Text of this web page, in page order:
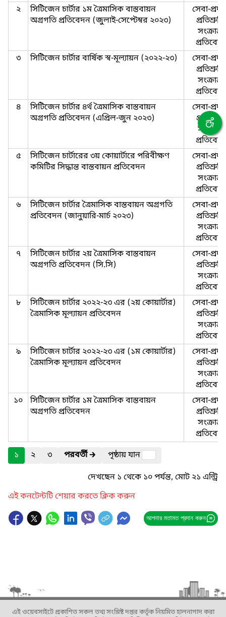
২
সিটিজেন চার্টার ১ম ত্রৈমাসিক বাস্তবায়ন
অগ্রগতি প্রতিবেদন (জুলাই-সেপ্টেম্বর ২০২৩)
সেবা-
সংক্রান্ত-
৩
সিটিজেন চার্টার বার্ষিক স্ব-মূল্যায়ন (২০২২-২৩)
সেবা-
সংক্রান্ত-
৪
সিটিজেন চার্টার ৪র্থ ত্রৈমাসিক বাস্তবায়ন
অগ্রগতি প্রতিবেদন (এপ্রিল-জুন ২০২৩)
সেবা-
সংক্রান্ত-
৫
সিটিজেন চার্টারের ৩য় কোয়ার্টারে পরিবীক্ষণ
কমিটির সিদ্ধান্ত বাস্তবায়ন প্রতিবেদন
সেবা-
সংক্রান্ত-
৬
সিটিজেন চার্টার ত্রৈমাসিক বাস্তবায়ন অগ্রগতি
প্রতিবেদন (জানুয়ারি-মার্চ ২০২৩)
সেবা-
সংক্রান্ত-
৭
সিটিজেন চার্টার ২য় ত্রৈমাসিক বাস্তবায়ন
অগ্রগতি প্রতিবেদন (সি.সি)
সেবা-
সংক্রান্ত-
৮
সিটিজেন চার্টার ২০২২-২৩ এর (২য় কোয়ার্টার)
ত্রৈমাসিক মূল্যায়ন প্রতিবেদন
সেবা-
সংক্রান্ত-
৯
সিটিজেন চার্টার ২০২২-২৩ এর (১ম কোয়ার্টার)
ত্রৈমাসিক মূল্যায়ন প্রতিবেদন
সেবা-
সংক্রান্ত-
১০
সিটিজেন চার্টার ১ম ত্রৈমাসিক বাস্তবায়ন
অগ্রগতি প্রতিবেদন
সেবা-
সংক্রান্ত-
১
২ ৩ পরবর্তী🡲
পৃষ্ঠায় যান
দেখছেন ১ থেকে ১০ পর্যন্ত, মোট ২১ এন্ট্রি
এই কনটেন্টটি শেয়ার করতে ক্লিক করুন
আপনার মতামত প্রদান করুন
এই ওয়েবসাইটে প্রকাশিত সকল তথ্য সংশ্লিষ্ট দপ্তর কর্তৃক নিয়মিত হালনাগাদ করা